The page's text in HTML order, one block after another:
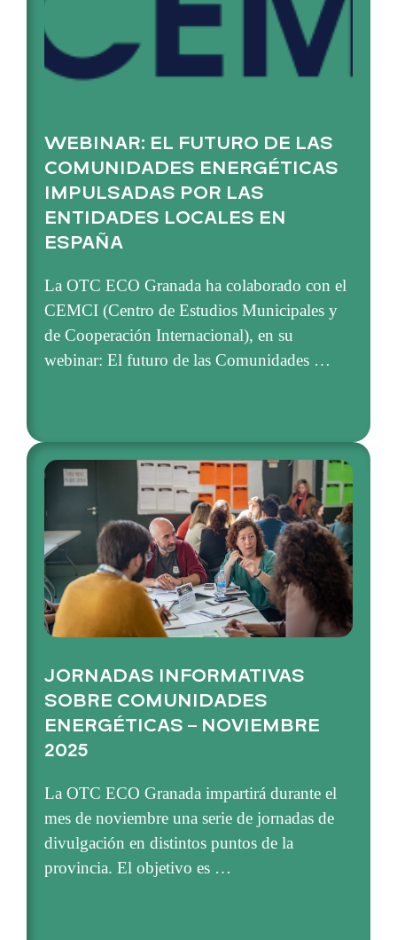
WEBINAR: EL FUTURO DE LAS
COMUNIDADES ENERGÉTICAS
IMPULSADAS POR LAS
ENTIDADES LOCALES EN
ESPAÑA
La OTC ECO Granada ha colaborado con el
CEMCI (Centro de Estudios Municipales y
de Cooperación Internacional), en su
webinar: El futuro de las Comunidades …
JORNADAS INFORMATIVAS
SOBRE COMUNIDADES
ENERGÉTICAS – NOVIEMBRE
2025
La OTC ECO Granada impartirá durante el
mes de noviembre una serie de jornadas de
divulgación en distintos puntos de la
provincia. El objetivo es …